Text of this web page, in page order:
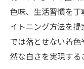
色味、生活習慣を
イトニング方法を
では落とせない着
然な白さを実現する